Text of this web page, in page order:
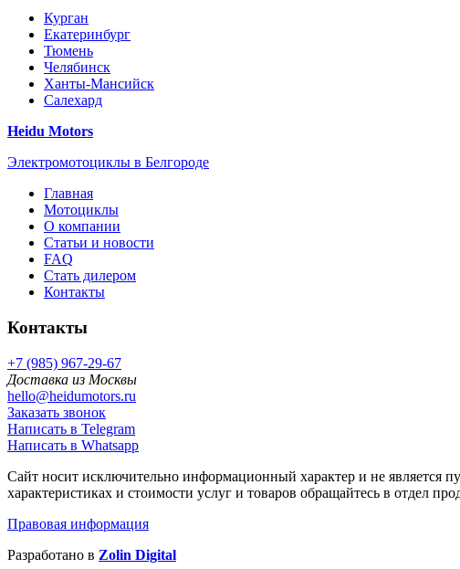
Курган
Екатеринбург
Тюмень
Челябинск
Ханты-Мансийск
Салехард
Heidu Motors
Электромотоциклы в Белгороде
Главная
Мотоциклы
О компании
Статьи и новости
FAQ
Стать дилером
Контакты
Контакты
+7 (985) 967-29-67
Доставка из Москвы
hello@heidumotors.ru
Заказать звонок
Написать в Telegram
Написать в Whatsapp
Сайт носит исключительно информационный характер и не
характеристиках и стоимости услуг и товаров обращайтесь в отдел
Правовая информация
Разработано в Zolin Digital